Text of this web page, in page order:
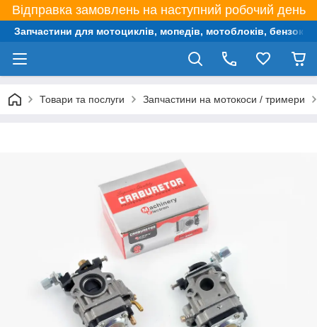
Відправка замовлень на наступний робочий день
Запчастини для мотоциклів, мопедів, мотоблоків,
Товари та послуги Запчастини на мотокоси / тримери